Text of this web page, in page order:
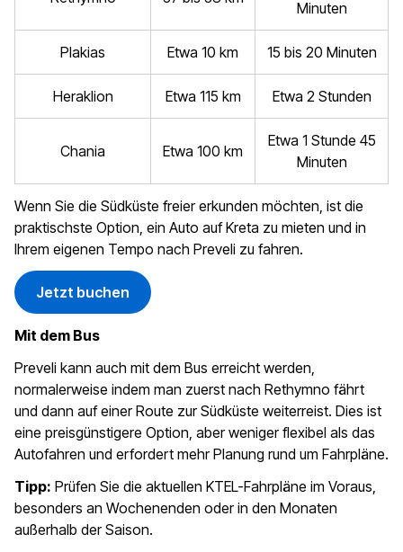
Minuten
Plakias Etwa 10 km 15 bis 20 Minuten
Heraklion Etwa 115 km Etwa 2 Stunden
Chania Etwa 100 km
Etwa 1 Stunde 45
Minuten
Wenn Sie die Südküste freier erkunden möchten, ist die
praktischste Option, ein Auto auf Kreta zu mieten und in
Ihrem eigenen Tempo nach Preveli zu fahren.
Jetzt buchen
Mit dem Bus
Preveli kann auch mit dem Bus erreicht werden,
normalerweise indem man zuerst nach Rethymno fährt
und dann auf einer Route zur Südküste weiterreist. Dies ist
eine preisgünstigere Option, aber weniger flexibel als das
Autofahren und erfordert mehr Planung rund um Fahrpläne.
Tipp: Prüfen Sie die aktuellen KTEL-Fahrpläne im Voraus,
besonders an Wochenenden oder in den Monaten
außerhalb der Saison.